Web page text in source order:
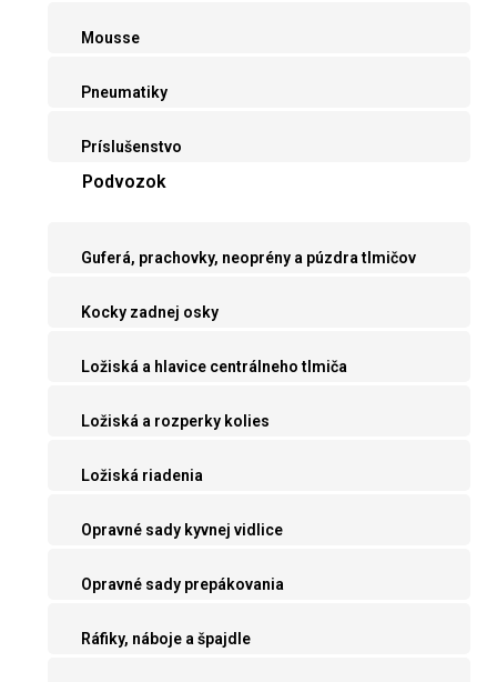
Mousse
Pneumatiky
Príslušenstvo
Podvozok
Guferá, prachovky, neoprény a púzdra tlmičov
Kocky zadnej osky
Ložiská a hlavice centrálneho tlmiča
Ložiská a rozperky kolies
Ložiská riadenia
Opravné sady kyvnej vidlice
Opravné sady prepákovania
Ráfiky, náboje a špajdle